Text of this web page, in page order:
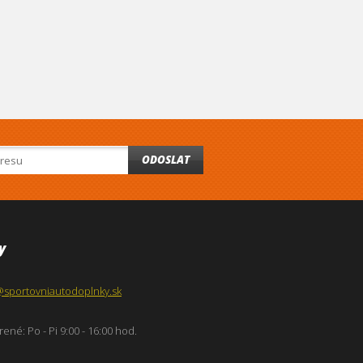
ODOSLAT
Po - Pi 9:00 - 16:00 hod.